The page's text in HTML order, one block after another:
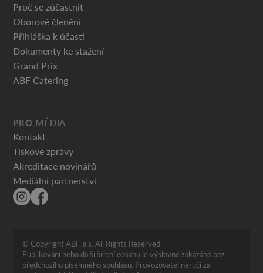
Proč se zúčastnit
Oborové členění
Přihláška k účasti
Dokumenty ke stažení
Grand Prix
ABF Catering
PRO MÉDIA
Kontakt
Tiskové zprávy
Akreditace novinářů
Mediální partnerství
© Copyright ABF, a.s. All Rights Reserved.
Publikování nebo další šíření obsahu je výslovně zakázáno bez
předchozího písemného souhlasu. Provozovatel neručí za